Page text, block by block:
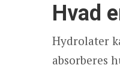
Hvad
Hydrolater
absorberes